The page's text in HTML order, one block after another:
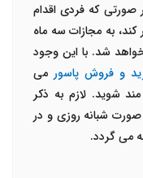
که فردی اقدام
به مجازات سه ماه
شد. با این وجود
و فروش پاسور می
مند شوید. لازم به ذکر
شبانه روزی و در
می گردد.